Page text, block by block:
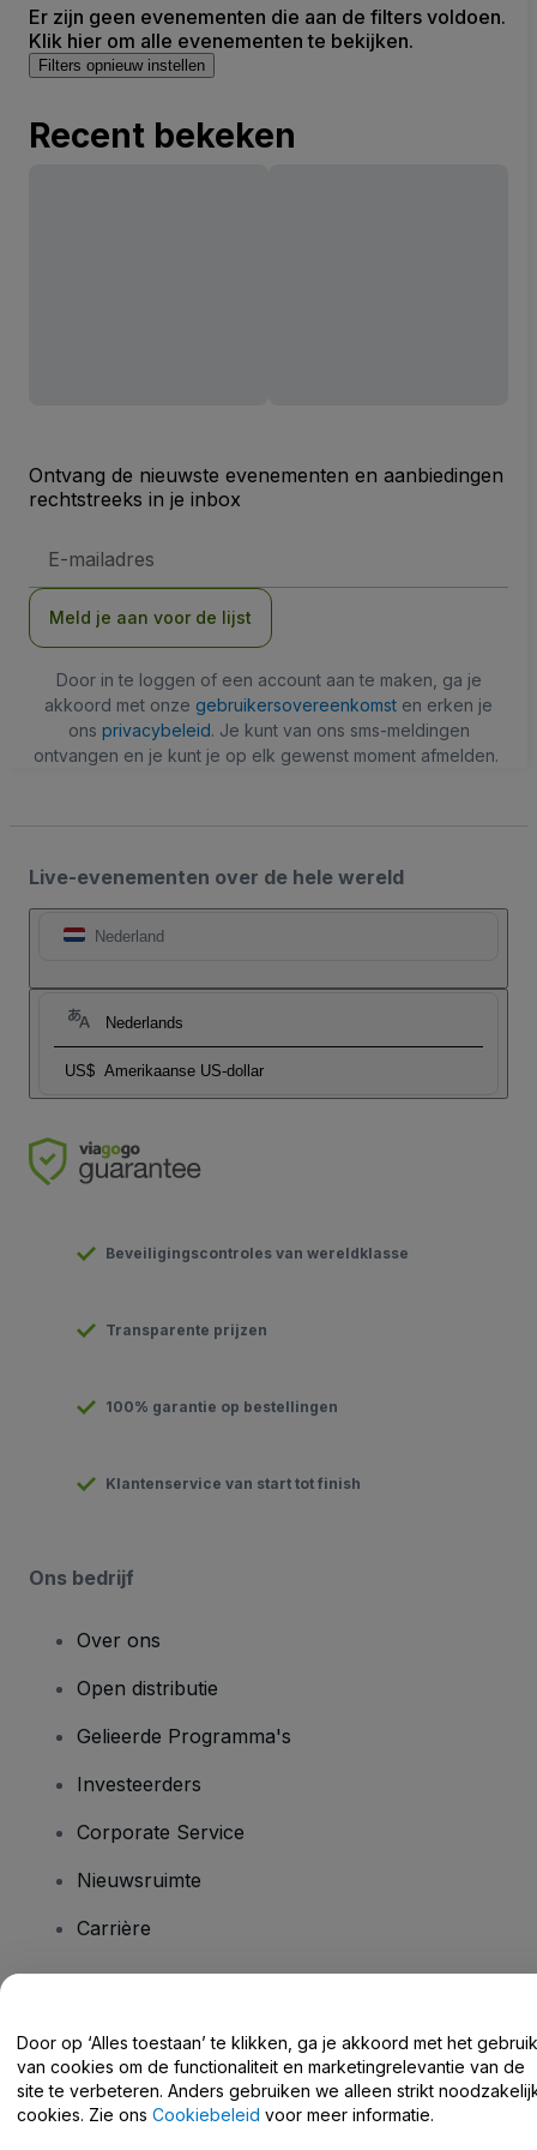
Er zijn geen evenementen die aan de filters voldoen.
Klik hier om alle evenementen te bekijken.
Filters opnieuw instellen
Recent bekeken
Ontvang de nieuwste evenementen en aanbiedingen
rechtstreeks in je inbox
mailadres
Meld je aan voor de lijst
Door in te loggen of een account aan te maken, ga je
akkoord met onze gebruikersovereenkomst en erken je
ons privacybeleid. Je kunt van ons sms-meldingen
ontvangen en je kunt je op elk gewenst moment afmelden.
Live-evenementen over de hele wereld
Nederland
Nederlands
US$ Amerikaanse US-dollar
Beveiligingscontroles van wereldklasse
Transparente prijzen
100% garantie op bestellingen
Klantenservice van start tot finish
Ons bedrijf
Over ons
Open distributie
Gelieerde Programma's
Investeerders
Corporate Service
Nieuwsruimte
Carrière
Helpcentrum / Neem Contact Met Ons Op
Door op ‘Alles toestaan’ te klikken, ga je akkoord met het gebruik
van cookies om de functionaliteit en marketingrelevantie van de
site te verbeteren. Anders gebruiken we alleen strikt
cookies. Zie ons Cookiebeleid voor meer informatie.